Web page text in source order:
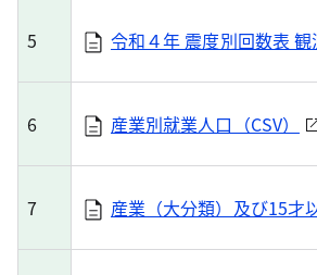
5 令和４年 震度別回数表
6 産業別就業人口（CSV）
7 産業（大分類）及び15才